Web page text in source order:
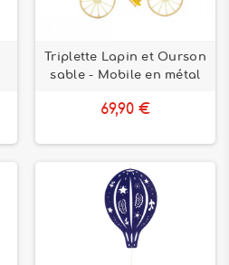
Triplette Lapin et Ourson
sable - Mobile en métal
69,90 €